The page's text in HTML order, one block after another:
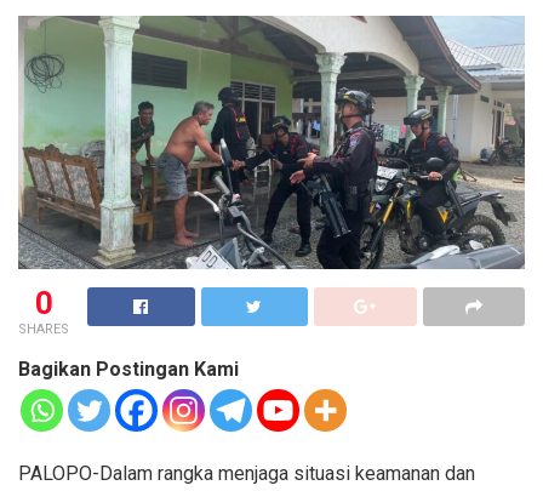
0
SHARES
Bagikan Postingan Kami
PALOPO-Dalam rangka menjaga situasi keamanan dan